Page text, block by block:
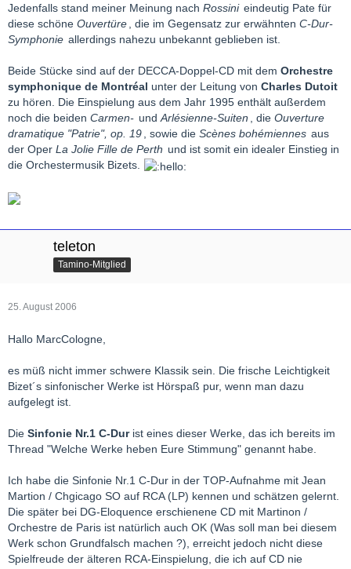
Jedenfalls stand meiner Meinung nach Rossini eindeutig Pate für
diese schöne Ouvertüre, die im Gegensatz zur erwähnten C-Dur-
Symphonie allerdings nahezu unbekannt geblieben ist.
Beide Stücke sind auf der DECCA-Doppel-CD mit dem Orchestre
symphonique de Montréal unter der Leitung von Charles Dutoit
zu hören. Die Einspielung aus dem Jahr 1995 enthält außerdem
noch die beiden Carmen- undArlésienne-Suiten , die Ouverture
dramatique "Patrie", op. 19, sowie die Scènes bohémiennes aus
der Oper La Jolie Fille de Perth und ist somit ein idealer Einstieg in
die Orchestermusik Bizets.
teleton
Tamino-Mitglied
25. August 2006
Hallo MarcCologne,
es müß nicht immer schwere Klassik sein. Die frische Leichtigkeit
Bizet´s sinfonischer Werke ist Hörspaß pur, wenn man dazu
aufgelegt ist.
Die Sinfonie Nr.1 C-Dur ist eines dieser Werke, das ich bereits im
Thread "Welche Werke heben Eure Stimmung" genannt habe.
Ich habe die Sinfonie Nr.1 C-Dur in der TOP-Aufnahme mit Jean
Martion / Chgicago SO auf RCA (LP) kennen und schätzen gelernt.
Die später bei DG-Eloquence erschienene CD mit Martinon /
Orchestre de Paris ist natürlich auch OK (Was soll man bei diesem
Werk schon Grundfalsch machen ?), erreicht jedoch nicht diese
Spielfreude der älteren RCA-Einspielung, die ich auf CD nie